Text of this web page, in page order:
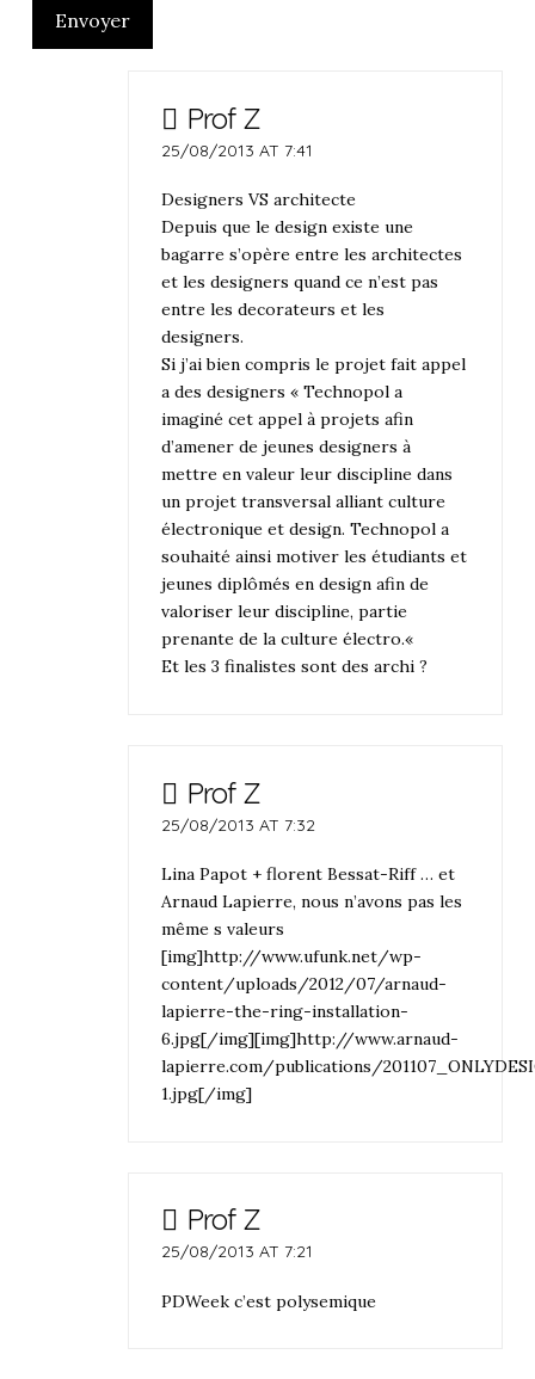
Envoyer
Prof Z
25/08/2013 AT 7:41
Designers VS architecte
Depuis que le design existe une
bagarre s’opère entre les architectes
et les designers quand ce n’est pas
entre les decorateurs et les
designers.
Si j’ai bien compris le projet fait appel
a des designers « Technopol a
imaginé cet appel à projets afin
d’amener de jeunes designers à
mettre en valeur leur discipline dans
un projet transversal alliant culture
électronique et design. Technopol a
souhaité ainsi motiver les étudiants et
jeunes diplômés en design afin de
valoriser leur discipline, partie
prenante de la culture électro.«
Et les 3 finalistes sont des archi ?
Prof Z
25/08/2013 AT 7:32
Lina Papot + florent Bessat-Riff … et
Arnaud Lapierre, nous n’avons pas les
même s valeurs
[img]http://www.ufunk.net/wp-
content/uploads/2012/07/arnaud-
lapierre-the-ring-installation-
6.jpg[/img][img]http://www.arnaud-
lapierre.com/publications/
1.jpg[/img]
Prof Z
25/08/2013 AT 7:21
PDWeek c’est polysemique